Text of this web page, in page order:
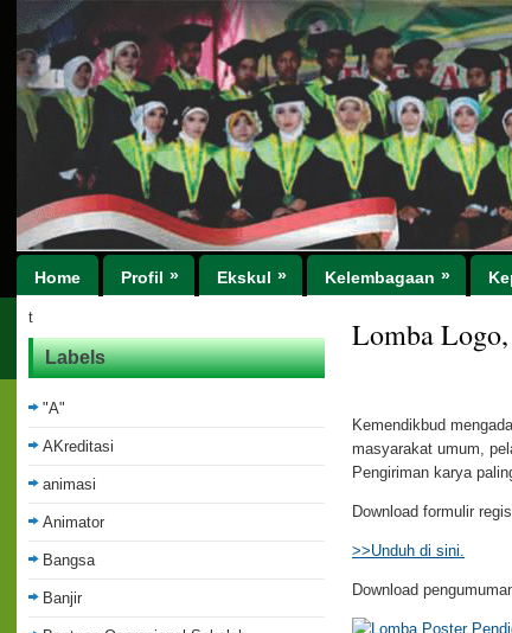
Home Profil » Ekskul » Kelembagaan »
t
Labels
"A"
AKreditasi
animasi
Animator
Bangsa
Banjir
Lomba
Kemendikbud
masyarakat umum,
Pengiriman karya
Download formulir
>>Unduh di sini.
Download